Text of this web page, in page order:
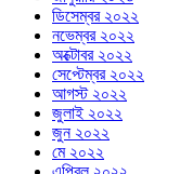
ডিসেম্বর ২০২২
নভেম্বর ২০২২
অক্টোবর ২০২২
সেপ্টেম্বর ২০২২
আগস্ট ২০২২
জুলাই ২০২২
জুন ২০২২
মে ২০২২